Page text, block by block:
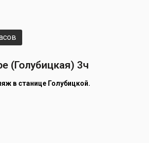
(Голубицкая) 3ч
в станице Голубицкой.